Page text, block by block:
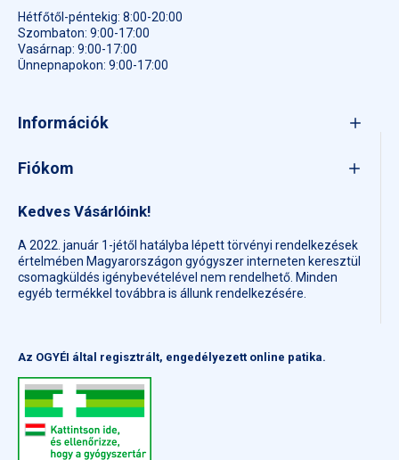
Az ajánlott napi mennyiséget ne lépje túl.
Tartsa elzárva gyermekek elől.
kettétörhető.
A tablettát rózsaszín filmbevonat borítja, amelynek az íze és
az illata is semleges.
Érdemes mindig bő folyadékkal bevennie.
A bliszetereken is megtalálható a név, a gyártási szám, és a
lejárati idő is.
Hétfőtől-péntekig: 8:00-20:00
Szombaton: 9:00-17:00
Vasárnap: 9:00-17:00
Ünnepnapokon: 9:00-17:00
Információk
Fiókom
Kedves Vásárlóink!
A 2022. január 1-jétől hatályba lépett törvényi rendelkezések
értelmében Magyarországon gyógyszer interneten keresztül
csomagküldés igénybevételével nem rendelhető. Minden
egyéb termékkel továbbra is állunk rendelkezésére.
Az OGYÉI által regisztrált, engedélyezett online patika.